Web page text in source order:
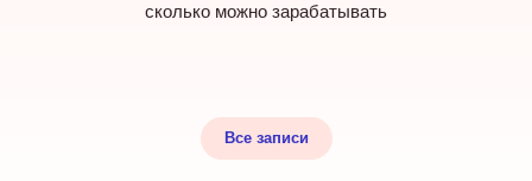
сколько можно зарабатывать
Все записи